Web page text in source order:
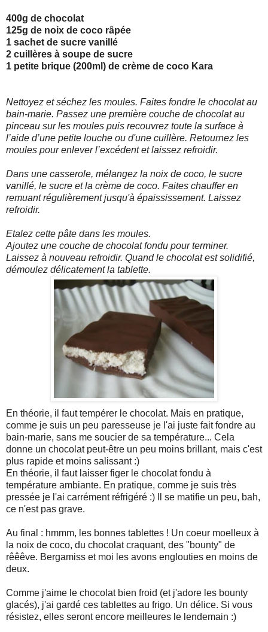
400g de chocolat
125g de noix de coco râpée
1 sachet de sucre vanillé
2 cuillères à soupe de sucre
1 petite brique (200ml) de crème de coco Kara
Nettoyez et séchez les moules. Faites fondre le chocolat au
bain-marie. Passez une première couche de chocolat au
pinceau sur les moules puis recouvrez toute la surface à
l’aide d’une petite louche ou d'une cuillère. Retournez les
moules pour enlever l’excédent et laissez refroidir.
Dans une casserole, mélangez la noix de coco, le sucre
vanillé, le sucre et la crème de coco. Faites chauffer en
remuant régulièrement jusqu'à épaississement. Laissez
refroidir.
Etalez cette pâte dans les moules.
Ajoutez une couche de chocolat fondu pour terminer.
Laissez à nouveau refroidir. Quand le chocolat est solidifié,
démoulez délicatement la tablette.
En théorie, il faut tempérer le chocolat. Mais en pratique,
comme je suis un peu paresseuse je l'ai juste fait fondre au
bain-marie, sans me soucier de sa température... Cela
donne un chocolat peut-être un peu moins brillant, mais c'est
plus rapide et moins salissant :)
En théorie, il faut laisser figer le chocolat fondu à
température ambiante. En pratique, comme je suis très
pressée je l'ai carrément réfrigéré :) Il se matifie un peu, bah,
ce n'est pas grave.
Au final : hmmm, les bonnes tablettes ! Un coeur moelleux à
la noix de coco, du chocolat craquant, des "bounty" de
rêêêve. Bergamiss et moi les avons englouties en moins de
deux.
Comme j'aime le chocolat bien froid (et j'adore les bounty
glacés), j'ai gardé ces tablettes au frigo. Un délice. Si vous
résistez, elles seront encore meilleures le lendemain :)